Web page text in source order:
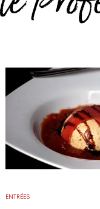
ENTRÉES